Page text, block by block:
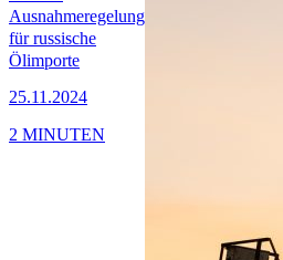
Ausnahmeregelung
für russische
Ölimporte
25.11.2024
2 MINUTEN